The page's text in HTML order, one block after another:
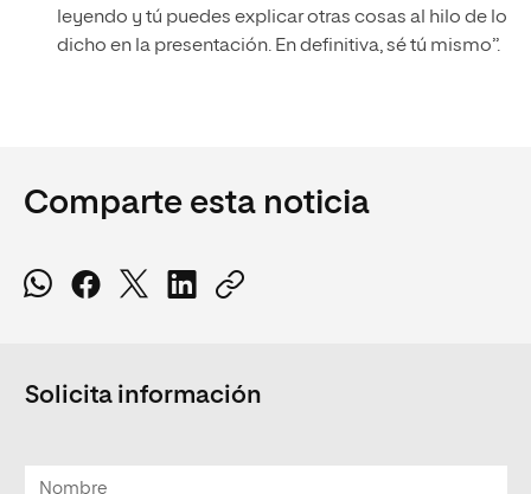
leyendo y tú puedes explicar otras cosas al hilo de lo
dicho en la presentación. En definitiva, sé tú mismo”.
Comparte esta noticia
Solicita información